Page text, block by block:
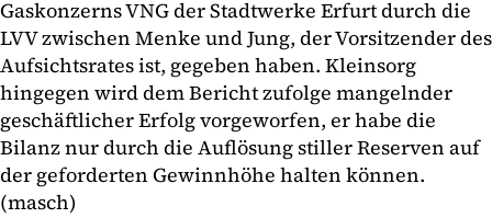
Gaskonzerns VNG der Stadtwerke Erfurt durch die
LVV zwischen Menke und Jung, der Vorsitzender des
Aufsichtsrates ist, gegeben haben. Kleinsorg
hingegen wird dem Bericht zufolge mangelnder
geschäftlicher Erfolg vorgeworfen, er habe die
Bilanz nur durch die Auflösung stiller Reserven auf
der geforderten Gewinnhöhe halten können.
(masch)